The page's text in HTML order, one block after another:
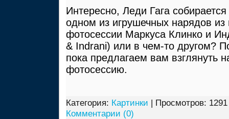
Интересно, Леди Гага
одном из игрушечных нарядов из
фотосессии Маркуса Клинко и
& Indrani) или в чем-то другом?
пока предлагаем вам взглянуть
фотосессию.
Категория: Картинки | Просмотров:
Комментарии (0)